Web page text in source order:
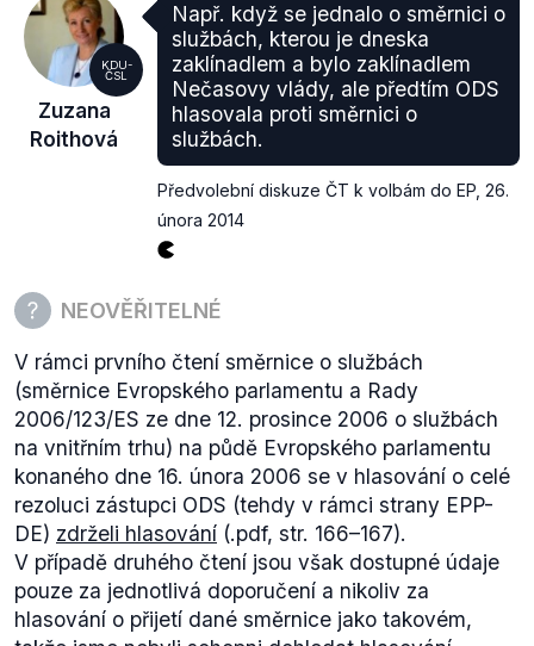
KDU-
ČSL
Zuzana
Roithová
Např. když se jednalo o směrnici o
službách, kterou je dneska
zaklínadlem a bylo zaklínadlem
Nečasovy vlády, ale předtím ODS
hlasovala proti směrnici o
službách.
Předvolební diskuze ČT k volbám do EP 26.
února 2014
NEOVĚŘITELNÉ
V rámci prvního čtení směrnice o službách
(směrnice Evropského parlamentu a Rady
2006/123/ES ze dne 12. prosince 2006 o službách
na vnitřním trhu) na půdě Evropského parlamentu
konaného dne 16. února 2006 se v hlasování o celé
rezoluci zástupci ODS (tehdy v rámci strany EPP-
DE) zdrželi hlasování (.pdf, str. 166–167).
V případě druhého čtení jsou však dostupné údaje
pouze za jednotlivá doporučení a nikoliv za
hlasování o přijetí dané směrnice jako takovém,